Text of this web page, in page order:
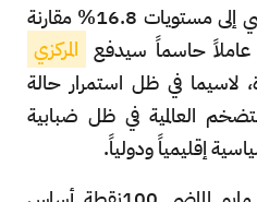
بصورة ملحوظة في مايو الماضي إلى مستويات 16.8% مقارنة
المركزي
لاسيما في ظل استمرار حالة
العالمية في ظل ضبابية
إقليمياً ودولياً.